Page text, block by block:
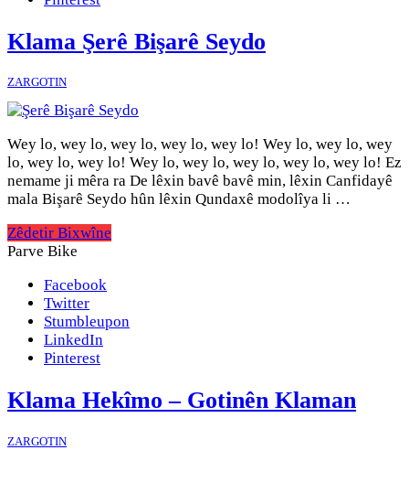
Klama Şerê Bişarê Seydo
ZARGOTIN
Wey lo, wey lo, wey lo, wey lo, wey lo! Wey lo, wey lo, wey
lo, wey lo, wey lo! Wey lo, wey lo, wey lo, wey lo, wey lo! Ez
nemame ji mêra ra De lêxin bavê bavê min, lêxin Canfidayê
mala Bişarê Seydo hûn lêxin Qundaxê modolîya li …
Zêdetir Bixwîne
Parve Bike
Facebook
Twitter
Stumbleupon
LinkedIn
Pinterest
Klama Hekîmo – Gotinên Klaman
ZARGOTIN